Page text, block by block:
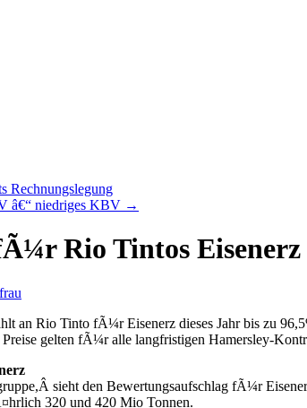
Rechnungslegung
â€“ niedriges KBV →
Rio Tintos Eisenerz
an Rio Tinto fÃ¼r Eisenerz dieses Jahr bis zu
gelten fÃ¼r alle langfristigen Hamersley-
sieht den Bewertungsaufschlag fÃ¼r
320 und 420 Mio Tonnen.